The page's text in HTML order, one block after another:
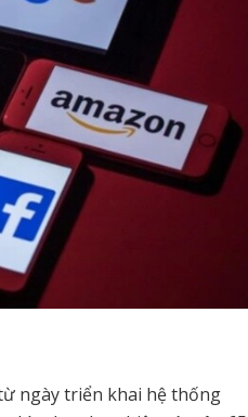
ngày triển khai hệ thống